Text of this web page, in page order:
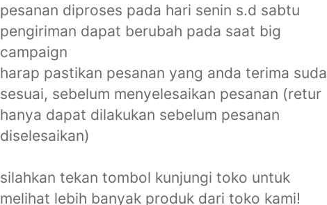
pesanan diproses pada hari senin s.d sabtu
pengiriman dapat berubah pada saat big
campaign
harap pastikan pesanan yang anda terima
sesuai, sebelum menyelesaikan pesanan (retur
hanya dapat dilakukan sebelum pesanan
diselesaikan)
silahkan tekan tombol kunjungi toko untuk
melihat lebih banyak produk dari toko kami!